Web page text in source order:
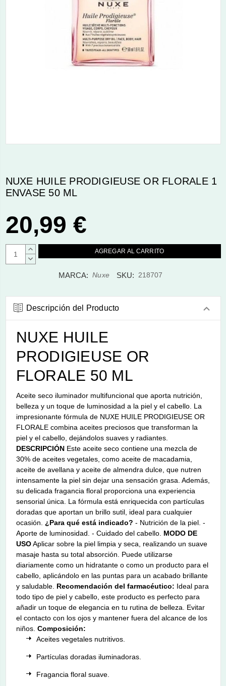
NUXE HUILE PRODIGIEUSE OR FLORALE 1
ENVASE 50 ML
20,99 €
AUMENTAR
CANTIDAD:
DISMINUIR
MARCA: Nuxe SKU: 218707
Descripción del Producto
NUXE HUILE
PRODIGIEUSE OR
FLORALE 50 ML
Aceite seco iluminador multifuncional que aporta nutrición,
belleza y un toque de luminosidad a la piel y el cabello. La
impresionante fórmula de NUXE HUILE PRODIGIEUSE OR
FLORALE combina aceites preciosos que transforman la
piel y el cabello, dejándolos suaves y radiantes.
DESCRIPCIÓNEste aceite seco contiene una mezcla de
30% de aceites vegetales, como aceite de macadamia,
aceite de avellana y aceite de almendra dulce, que nutren
intensamente la piel sin dejar una sensación grasa. Además,
su delicada fragancia floral proporciona una experiencia
sensorial única. La fórmula está enriquecida con partículas
doradas que aportan un brillo sutil, ideal para cualquier
ocasión. ¿Para qué está indicado? - Nutrición de la piel. -
Aporte de luminosidad. - Cuidado del cabello. MODO DE
USOAplicar sobre la piel limpia y seca, realizando un suave
masaje hasta su total absorción. Puede utilizarse
diariamente como un hidratante o como un producto para el
cabello, aplicándolo en las puntas para un acabado brillante
y saludable. Recomendación del farmacéutico: Ideal para
todo tipo de piel y cabello, este producto es perfecto para
añadir un toque de elegancia en tu rutina de belleza. Evitar
el contacto con los ojos y mantener fuera del alcance de los
niños. Composición:
Aceites vegetales nutritivos.
Partículas doradas iluminadoras.
Fragancia floral suave.